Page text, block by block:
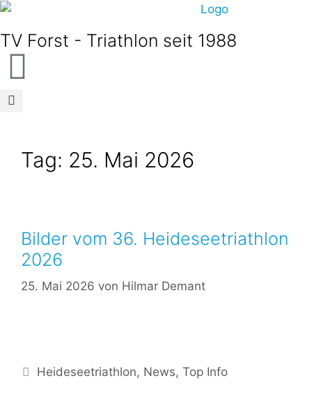
TV Forst - Triathlon seit 1988
Tag: 25. Mai 2026
Bilder vom 36. Heideseetriathlon
2026
25. Mai 2026 von Hilmar Demant
Heideseetriathlon, News,Top Info